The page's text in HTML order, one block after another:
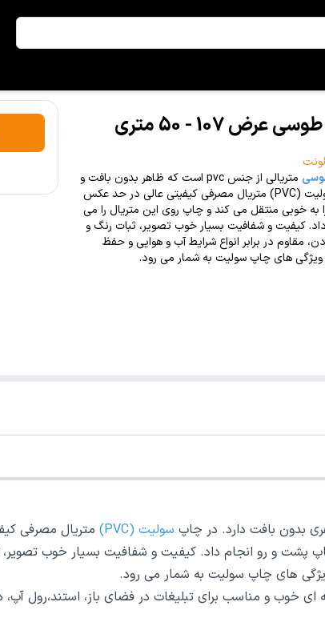
107 - 50 متری
متریالی از جنس pvc است که ظاهر بدون بافت و
سطحی صاف دارد. در چاپ سولیت (PVC) متریال مصرفی کیفیتی عالی در حد عکس
به خوبی منتقل می کند و چاپ روی این متریال را می
کیفیت و شفافیت بسیار خوب تصویر، ثبات رنگ و
مقاوم در برابر انواع شرایط آب و هوایی و حفظ
های چاپ سولیت به شمار می رود.
سولیت (PVC)
متریال مصرفی
و رو انجام داد. کیفیت و شفافیت بسیار خوب تصویر،
های چاپ سولیت به شمار می رود.
ای خوب و مناسب برای تبلیغات در فضای باز، استند،رول